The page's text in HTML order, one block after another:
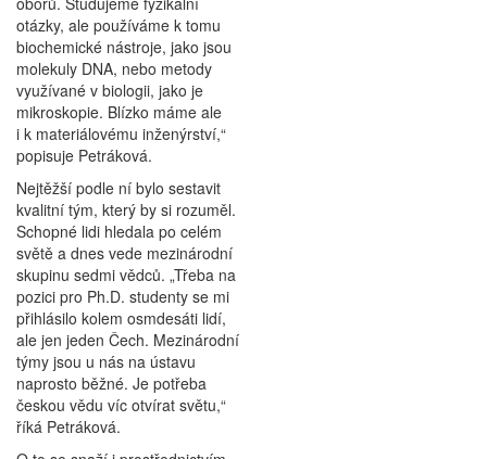
otázky, ale používáme k tomu
biochemické nástroje, jako jsou
molekuly DNA, nebo metody
využívané v biologii, jako je
mikroskopie. Blízko máme ale
i k materiálovému inženýrství,“
popisuje Petráková.
Nejtěžší podle ní bylo sestavit
kvalitní tým, který by si rozuměl.
Schopné lidi hledala po celém
světě a dnes vede mezinárodní
skupinu sedmi vědců. „Třeba na
pozici pro Ph.D. studenty se mi
přihlásilo kolem osmdesáti lidí,
ale jen jeden Čech. Mezinárodní
týmy jsou u nás na ústavu
naprosto běžné. Je potřeba
českou vědu víc otvírat světu,“
říká Petráková.